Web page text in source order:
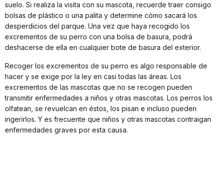
suelo. Si realiza la visita con su mascota, recuerde traer consigo
bolsas de plástico o una palita y determine cómo sacará los
desperdicios del parque. Una vez que haya recogido los
excrementos de su perro con una bolsa de basura, podrá
deshacerse de ella en cualquier bote de basura del exterior.
Recoger los excrementos de su perro es algo responsable de
hacer y se exige por la ley en casi todas las áreas. Los
excrementos de las mascotas que no se recogen pueden
transmitir enfermedades a niños y otras mascotas. Los perros los
olfatean, se revuelcan en éstos, los pisan e incluso pueden
ingerirlos. Y es frecuente que niños y otras mascotas contraigan
enfermedades graves por esta causa.